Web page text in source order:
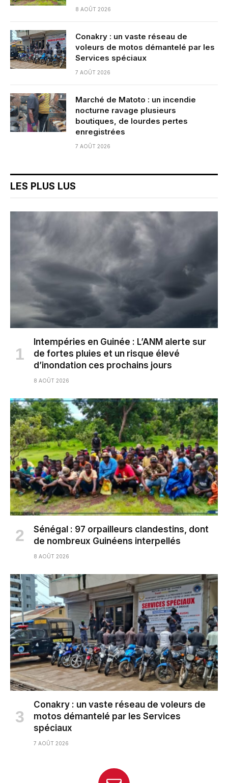
8 AOÛT 2026
Conakry : un vaste réseau de
voleurs de motos démantelé par les
Services spéciaux
7 AOÛT 2026
Marché de Matoto : un incendie
nocturne ravage plusieurs
boutiques, de lourdes pertes
enregistrées
7 AOÛT 2026
LES PLUS LUS
Intempéries en Guinée : L’ANM alerte sur
de fortes pluies et un risque élevé
d’inondation ces prochains jours
8 AOÛT 2026
Sénégal : 97 orpailleurs clandestins, dont
de nombreux Guinéens interpellés
8 AOÛT 2026
Conakry : un vaste réseau de voleurs de
motos démantelé par les Services
spéciaux
7 AOÛT 2026